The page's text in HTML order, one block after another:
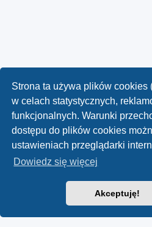
Strona ta używa plików cookies
w celach statystycznych,
funkcjonalnych. Warunki
dostępu do plików cookies
ustawieniach przeglądarki
Dowiedz się więcej
Akceptuję!